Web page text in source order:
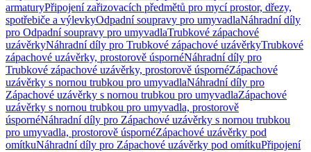
armaturyPřipojení zařizovacích předmětů pro mycí prostor, dřezy,
spotřebiče a výlevkyOdpadní soupravy pro umyvadlaNáhradní díly
pro Odpadní soupravy pro umyvadlaTrubkové zápachové
uzávěrkyNáhradní díly pro Trubkové zápachové uzávěrkyTrubkové
zápachové uzávěrky, prostorově úspornéNáhradní díly pro
Trubkové zápachové uzávěrky, prostorově úspornéZápachové
uzávěrky s nornou trubkou pro umyvadlaNáhradní díly pro
Zápachové uzávěrky s nornou trubkou pro umyvadlaZápachové
uzávěrky s nornou trubkou pro umyvadla, prostorově
úspornéNáhradní díly pro Zápachové uzávěrky s nornou trubkou
pro umyvadla, prostorově úspornéZápachové uzávěrky pod
omítkuNáhradní díly pro Zápachové uzávěrky pod omítkuPřipojení